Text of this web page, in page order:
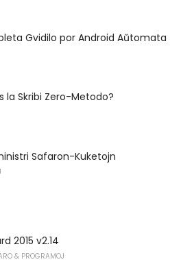
Gvidilo por Android Aŭtomata
la Skribi Zero-Metodo?
Safaron-Kuketojn
2015 v2.14
& PROGRAMOJ